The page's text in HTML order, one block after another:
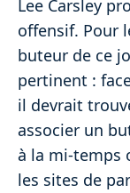
Lee Carsley
offensif. Pour
buteur de ce
pertinent :
il devrait
associer un
à la mi-temps
les sites de